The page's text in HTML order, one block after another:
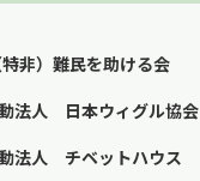
非）難民を助ける会
法人 日本ウィグル協会
法人 チベットハウス